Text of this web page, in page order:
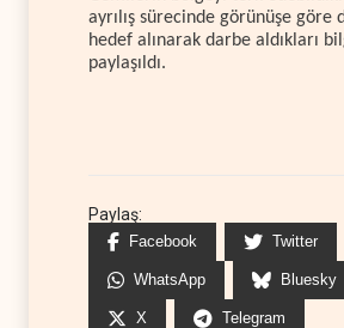
ayrılış sürecinde görünüşe göre
hedef alınarak darbe aldıkları
paylaşıldı.
Paylaş:
Facebook Twitter
WhatsApp Bluesky
X Telegram